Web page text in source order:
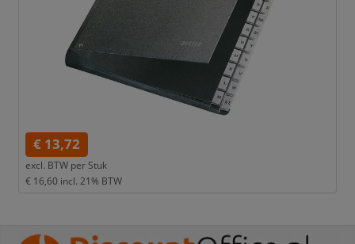
€ 13,72
excl. BTW per Stuk
€ 16,60 incl. 21% BTW